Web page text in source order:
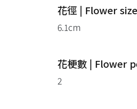
花徑 | Flower size
6.1cm
花梗數 | Flower
2